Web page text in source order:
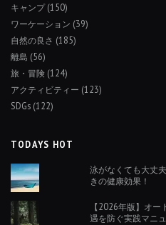
キャンプ(150)
ワーケーション (39)
自然の良さ (185)
離島 (56)
旅・冒険 (124)
アクティビティー (123)
SDGs (122)
TODAYS HOT
泳がなくても大丈
きの健康効果！
【2026年版】オ
遇を防ぐ実践マニ